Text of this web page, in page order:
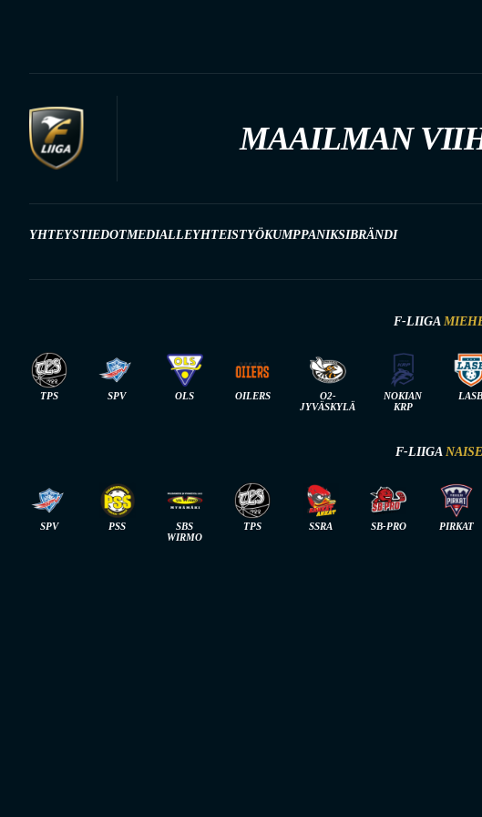
MAAILMAN
YHTEYSTIEDOTMEDIALLEYHTEISTYÖKUMPPANIKSIBRÄNDI
F-LIIGA
TPS SPV OLS OILERS
O2-
JYVÄSKYLÄ
NOKIAN
KRP
LASB
F-LIIGA
SPV PSS
SBS
WIRMO
TPS SSRA SB-PRO PIRKAT